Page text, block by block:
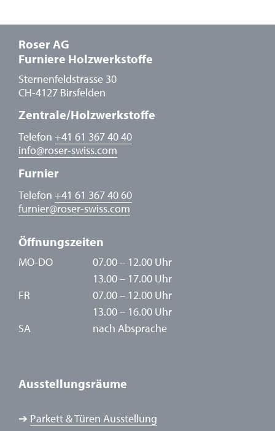
Roser AG
Furniere Holzwerkstoffe
Sternenfeldstrasse 30
CH-4127 Birsfelden
Zentrale/Holzwerkstoffe
Telefon +41 61 367 40 40
info@roser-swiss.com
Furnier
Telefon +41 61 367 40 60
furnier@roser-swiss.com
Öffnungszeiten
MO-DO
07.00 – 12.00 Uhr
13.00 – 17.00 Uhr
FR
07.00 – 12.00 Uhr
13.00 – 16.00 Uhr
SA
nach Absprache
Ausstellungsräume
➔ Parkett & Türen Ausstellung